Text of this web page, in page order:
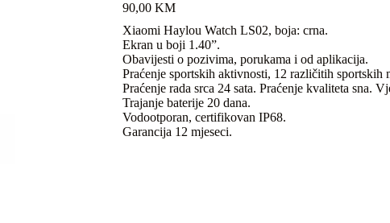
90,00 KM
Xiaomi Haylou Watch LS02, boja: crna.
Ekran u boji 1.40”.
Obavijesti o pozivima, porukama i od aplikacija.
Praćenje sportskih aktivnosti, 12 različitih sportskih
Praćenje rada srca 24 sata. Praćenje kvaliteta sna.
Trajanje baterije 20 dana.
Vodootporan, certifikovan IP68.
Garancija 12 mjeseci.